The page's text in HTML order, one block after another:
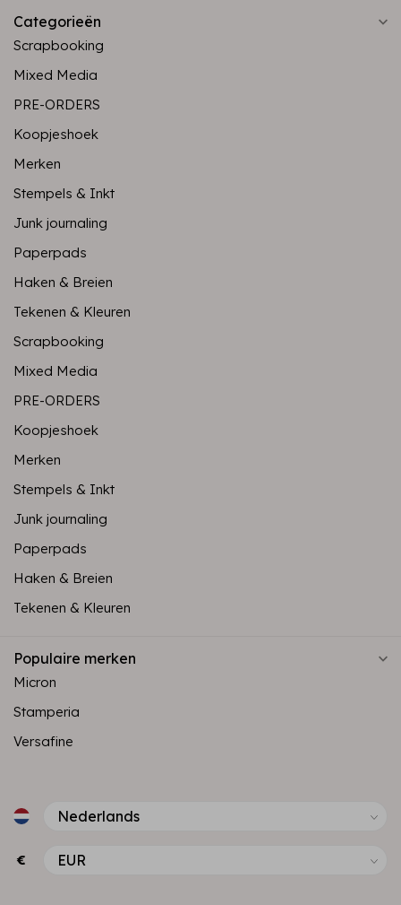
Categorieën
Scrapbooking
Mixed Media
PRE-ORDERS
Koopjeshoek
Merken
Stempels & Inkt
Junk journaling
Paperpads
Haken & Breien
Tekenen & Kleuren
Scrapbooking
Mixed Media
PRE-ORDERS
Koopjeshoek
Merken
Stempels & Inkt
Junk journaling
Paperpads
Haken & Breien
Tekenen & Kleuren
Populaire merken
Micron
Stamperia
Versafine
€